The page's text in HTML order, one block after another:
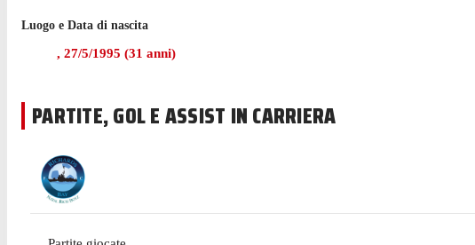
Luogo e Data di nascita
, 27/5/1995 (31 anni)
PARTITE, GOL E ASSIST IN CARRIERA